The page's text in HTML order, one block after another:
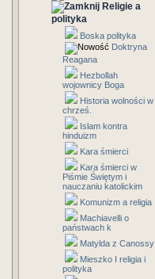
Religie a
polityka
Boska polityka
Doktryna
Reagana
Hezbollah
wojownicy Boga
Historia wolności w
chrześ.
Islam kontra
hinduizm
Kara śmierci
Kara śmierci w
Piśmie Świętym i
nauczaniu katolickim
Komunizm a religia
Machiavelli o
państwach k
Matylda z Canossy
Mieszko I religia i
polityka